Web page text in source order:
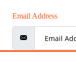
Email Address